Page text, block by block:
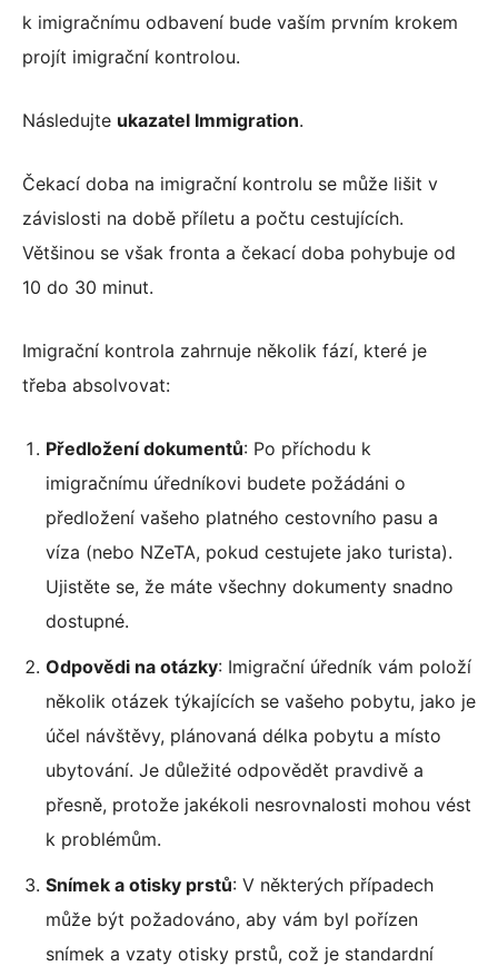
k imigračnímu odbavení bude vaším prvním krokem
projít imigrační kontrolou.
Následujte ukazatel Immigration.
Čekací doba na imigrační kontrolu se může lišit v
závislosti na době příletu a počtu cestujících.
Většinou se však fronta a čekací doba pohybuje od
10 do 30 minut.
Imigrační kontrola zahrnuje několik fází, které je
třeba absolvovat:
Předložení dokumentů: Po příchodu k
imigračnímu úředníkovi budete požádáni o
předložení vašeho platného cestovního pasu a
víza (nebo NZeTA, pokud cestujete jako turista).
Ujistěte se, že máte všechny dokumenty snadno
dostupné.
Odpovědi na otázky: Imigrační úředník vám položí
několik otázek týkajících se vašeho pobytu, jako je
účel návštěvy, plánovaná délka pobytu a místo
ubytování. Je důležité odpovědět pravdivě a
přesně, protože jakékoli nesrovnalosti mohou vést
k problémům.
Snímek a otisky prstů: V některých případech
může být požadováno, aby vám byl pořízen
snímek a vzaty otisky prstů, což je standardní